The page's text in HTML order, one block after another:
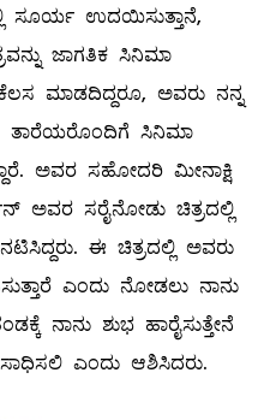
ಸೂರ್ಯ ಉದಯಿಸುತ್ತಾನೆ,
ಜಾಗತಿಕ ಸಿನಿಮಾ
ಕೆಲಸ ಮಾಡದಿದ್ದರೂ, ಅವರು ನನ್ನ
ತಾರೆಯರೊಂದಿಗೆ ಸಿನಿಮಾ
ಅವರ ಸಹೋದರಿ ಮೀನಾಕ್ಷಿ
ಅವರ ಸರೈನೋಡು ಚಿತ್ರದಲ್ಲಿ
ಈ ಚಿತ್ರದಲ್ಲಿ ಅವರು
ಎಂದು ನೋಡಲು ನಾನು
ನಾನು ಶುಭ ಹಾರೈಸುತ್ತೇನೆ
ಎಂದು ಆಶಿಸಿದರು.